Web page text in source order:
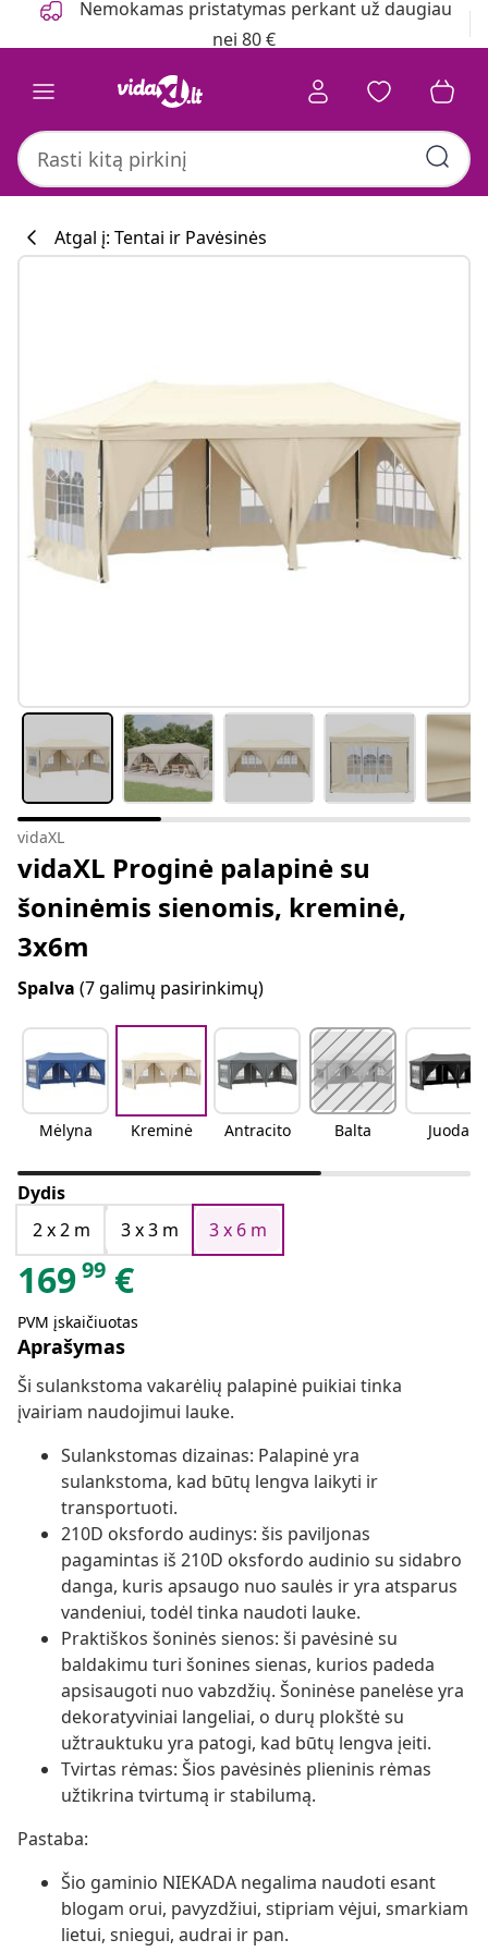
Nemokamas pristatymas perkant už daugiau
nei 80 €
Atgal į: Tentai ir Pavėsinės
vidaXL
vidaXL Proginė palapinė su
šoninėmis sienomis, kreminė,
3x6m
Spalva (7 galimų pasirinkimų)
Mėlyna Kreminė Antracito Balta Juoda
Dydis
2 x 2 m
3 x 3 m 3 x 6 m
16999 €
PVM įskaičiuotas
Aprašymas
Ši sulankstoma vakarėlių palapinė puikiai tinka
įvairiam naudojimui lauke.
Sulankstomas dizainas: Palapinė yra
sulankstoma, kad būtų lengva laikyti ir
transportuoti.
210D oksfordo audinys: šis paviljonas
pagamintas iš 210D oksfordo audinio su sidabro
danga, kuris apsaugo nuo saulės ir yra atsparus
vandeniui, todėl tinka naudoti lauke.
Praktiškos šoninės sienos: ši pavėsinė su
baldakimu turi šonines sienas, kurios padeda
apsisaugoti nuo vabzdžių. Šoninėse panelėse yra
dekoratyviniai langeliai, o durų plokštė su
užtrauktuku yra patogi, kad būtų lengva įeiti.
Tvirtas rėmas: Šios pavėsinės plieninis rėmas
užtikrina tvirtumą ir stabilumą.
Pastaba:
Šio gaminio NIEKADA negalima naudoti esant
blogam orui, pavyzdžiui, stipriam vėjui, smarkiam
lietui, sniegui, audrai ir pan.